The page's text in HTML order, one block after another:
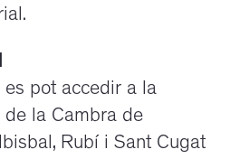
es pot accedir a la
la Cambra de
Rubí i Sant Cugat